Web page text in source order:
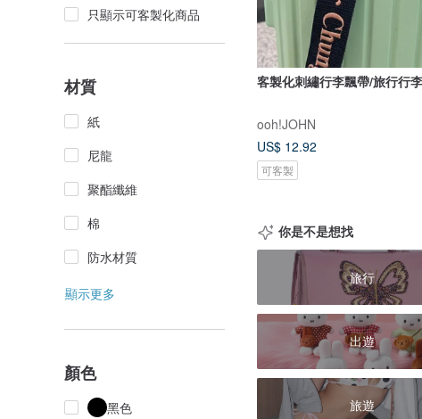
只顯示可客製化商品
材質
紙
尼龍
聚酯纖維
棉
防水材質
顯示更多
顏色
黑色
客製化刺繡行李飄帶/旅行行
ooh!JOHN
US$ 12.92
可客製
你是不是想找
旅行
出遊
旅遊